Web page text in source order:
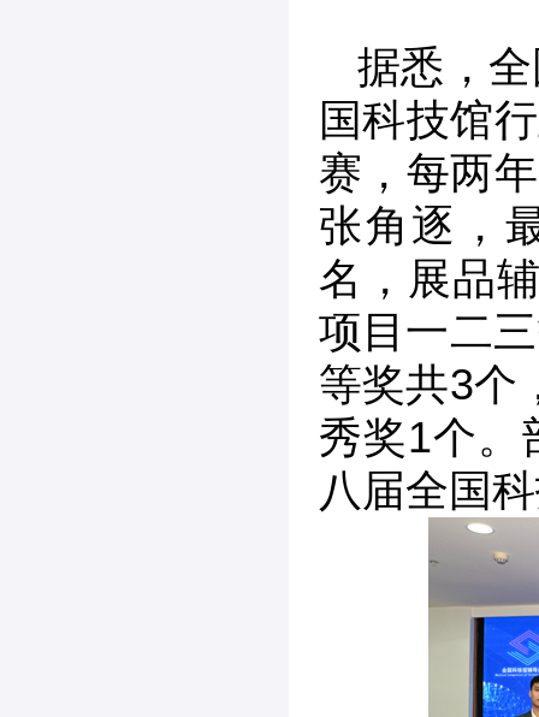
据悉，
国科技馆
赛，每两
张角逐，
名，展品
项目一二
等奖共3个
秀奖1个。
八届全国